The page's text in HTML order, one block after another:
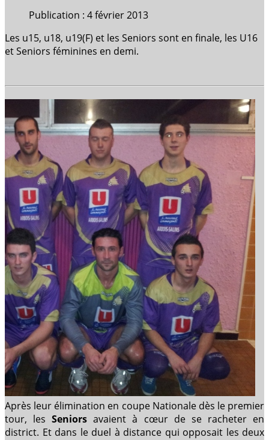
Publication : 4 février 2013
Les u15, u18, u19(F) et les Seniors sont en finale, les U16
et Seniors féminines en demi.
Après leur élimination en coupe Nationale dès le premier
tour, lesSeniors avaient à cœur de se racheter en
district. Et dans le duel à distance qui opposait les deux